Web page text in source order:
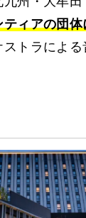
ティアの団
トラによ